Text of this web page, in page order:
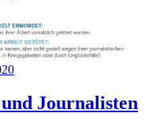
Journalisten